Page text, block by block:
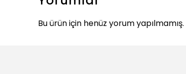
Bu ürün için henüz yorum yapılmamış.